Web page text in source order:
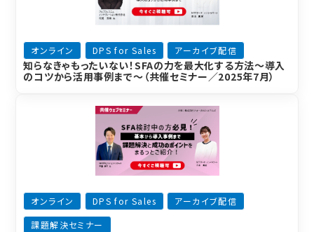
オンライン DPS for Sales アーカイブ配信
知らなきゃもったいない！SFAの力を最大化する方法～導入
のコツから活用事例まで～（共催セミナー／2025年7月）
オンライン DPS for Sales
アーカイブ配信
課題解決セミナー